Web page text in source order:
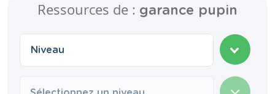
Ressources de : garance pupin